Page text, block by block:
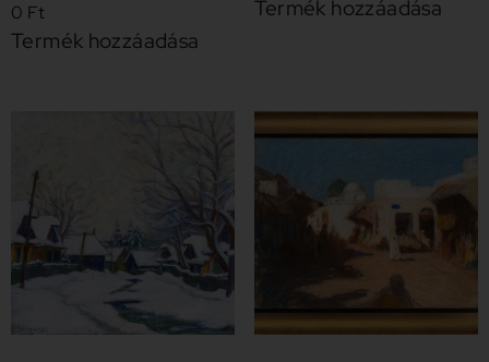
0 Ft
Termék hozzáadása
Termék hozzáadása